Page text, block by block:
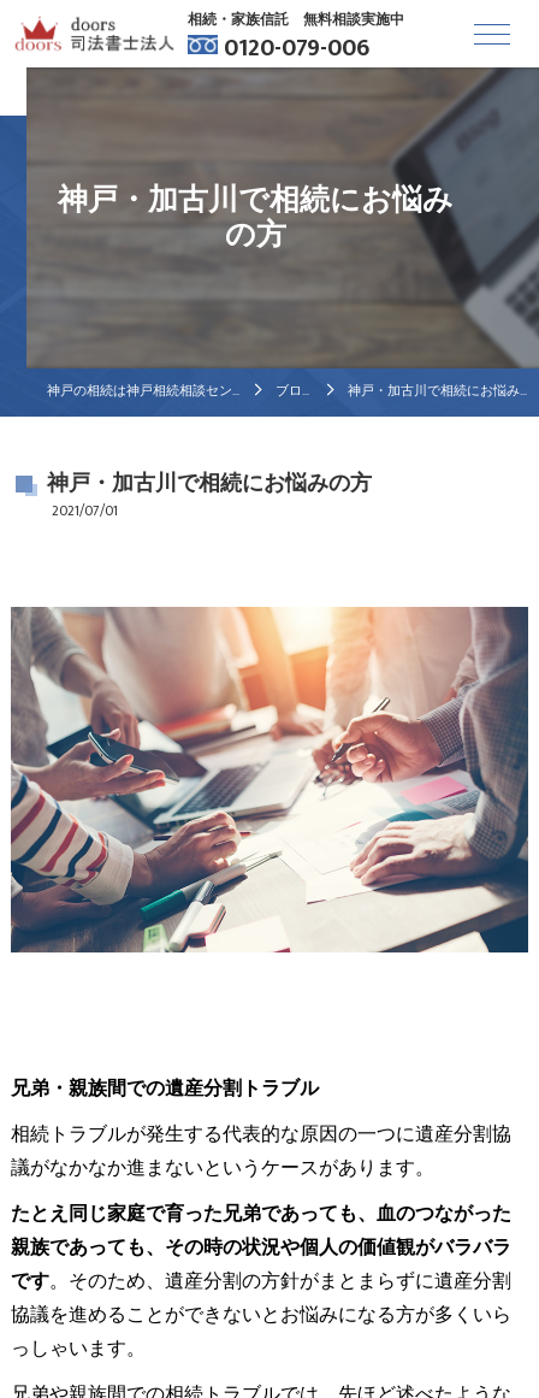
相続・家族信託 無料相談実施中
0120-079-006
神戸・加古川で相続にお悩み
の方
神戸の相続は神戸相続相談センター ブログ 神戸・加古川で相続にお悩みの方
神戸・加古川で相続にお悩みの方
2021/07/01
兄弟・親族間での遺産分割トラブル
相続トラブルが発生する代表的な原因の一つに遺産分割協
議がなかなか進まないというケースがあります。
たとえ同じ家庭で育った兄弟であっても、血のつながった
親族であっても、その時の状況や個人の価値観がバラバラ
です。そのため、遺産分割の方針がまとまらずに遺産分割
協議を進めることができないとお悩みになる方が多くいら
っしゃいます。
兄弟や親族間での相続トラブルでは、先ほど述べたような